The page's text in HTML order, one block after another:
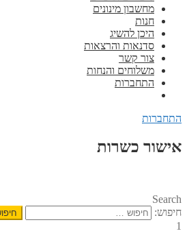
מחשבון מינונים
חנות
היכן להשיג
סדנאות והרצאות
צור קשר
משלוחים והנחות
התחברות
התחברות
אישור כשרות
Search
חיפוש:
1